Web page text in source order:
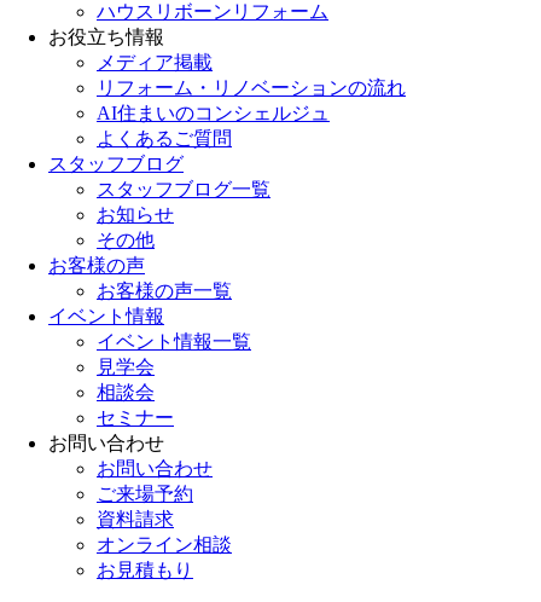
ハウスリボーンリフォーム
お役立ち情報
メディア掲載
リフォーム・リノベーションの流れ
AI住まいのコンシェルジュ
よくあるご質問
スタッフブログ
スタッフブログ一覧
お知らせ
その他
お客様の声
お客様の声一覧
イベント情報
イベント情報一覧
見学会
相談会
セミナー
お問い合わせ
お問い合わせ
ご来場予約
資料請求
オンライン相談
お見積もり